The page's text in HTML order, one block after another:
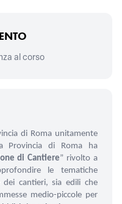
al corso
di Roma unitamente
Provincia di Roma ha
di Cantiere” rivolto a
le tematiche
cantieri, sia edili che
medio-piccole per